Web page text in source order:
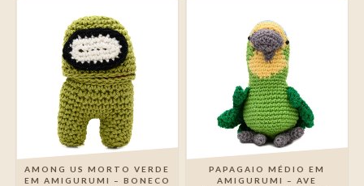
AMONG US MORTO VERDE
EM AMIGURUMI – BONECO
PAPAGAIO MÉDIO EM
AMIGURUMI – AVE